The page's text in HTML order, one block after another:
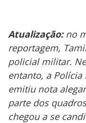
Atualização:no
reportagem,
policial militar.
entanto, a Polícia
emitiu nota
parte dos
chegou a se